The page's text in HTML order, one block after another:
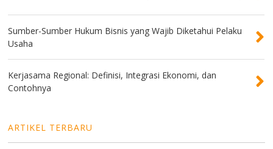
Sumber-Sumber Hukum Bisnis yang Wajib Diketahui Pelaku
Usaha
Kerjasama Regional: Definisi, Integrasi Ekonomi, dan
Contohnya
ARTIKEL TERBARU